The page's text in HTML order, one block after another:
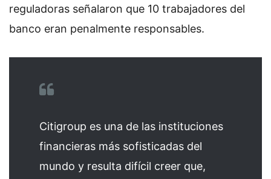
reguladoras señalaron que 10 trabajadores del
banco eran penalmente responsables.
Citigroup es una de las instituciones
financieras más sofisticadas del
mundo y resulta difícil creer que,